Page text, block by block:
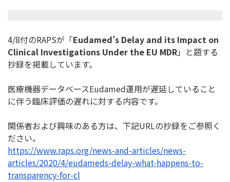
4/8付のRAPSが「Eudamed’s Delay and its Impact on
Clinical Investigations Under the EU MDR」と題する
抄録を掲載しています。
医療機器データベースEudamed運用が遅延していること
に伴う臨床評価の遅れに対する内容です。
関係者および興味のある方は、下記URLの抄録をご参照く
ださい。
https://www.raps.org/news-and-articles/news-
articles/2020/4/eudameds-delay-what-happens-to-
transparency-for-cl